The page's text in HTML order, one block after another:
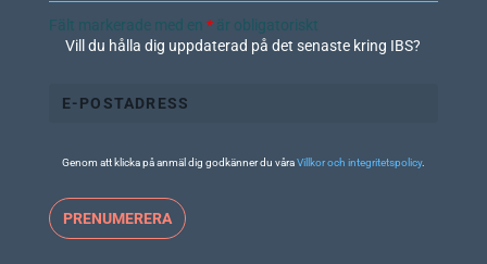
Fält markerade med en *är obligatoriskt
Vill du hålla dig uppdaterad på det senaste kring IBS?
Genom att klicka på anmäl dig godkänner du våraVillkor och integritetspolicy.